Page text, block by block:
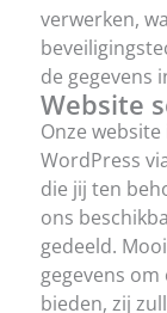
verwerken,
de gegevens
Website
Onze
WordPress
die jij ten
ons
gedeeld.
gegevens
bieden, zij